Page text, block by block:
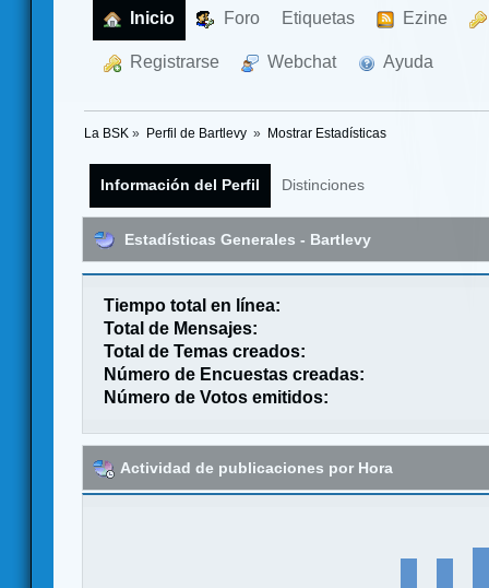
Inicio Foro Etiquetas Ezine
Registrarse Webchat Ayuda
La BSK » Perfil de Bartlevy » Mostrar Estadísticas
Información del Perfil Distinciones
Estadísticas Generales - Bartlevy
Tiempo total en línea:
Total de Mensajes:
Total de Temas creados:
Número de Encuestas creadas:
Número de Votos emitidos:
Actividad de publicaciones por Hora